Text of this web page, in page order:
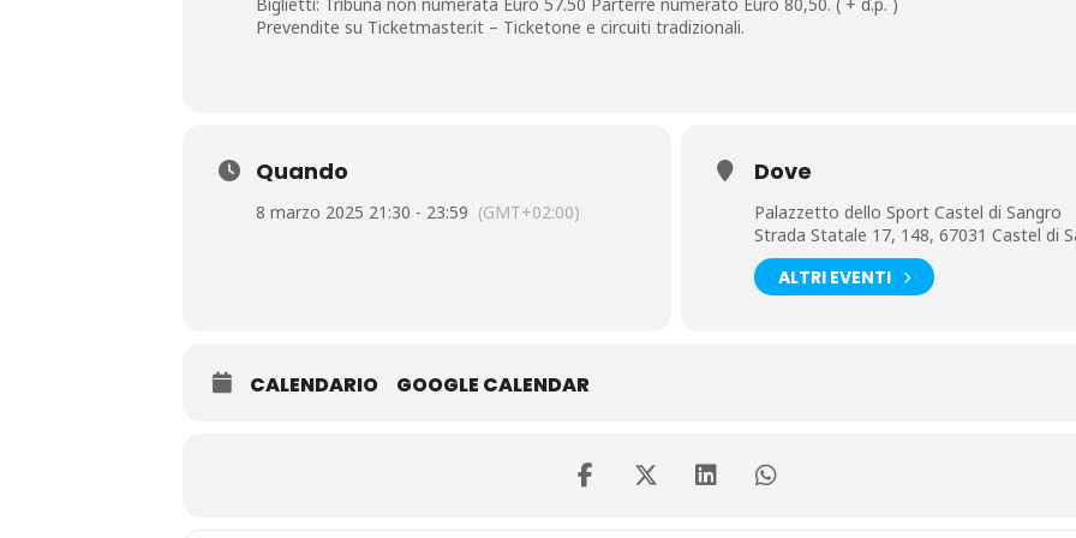
Prevendite su Ticketmaster.it – Ticketone e circuiti tradizionali.
Quando
8 marzo 2025 21:30 - 23:59 (GMT+02:00)
Dove
Palazzetto dello Sport Castel di Sangro
Strada Statale 17, 148, 67031 Castel di
ALTRI EVENTI
CALENDARIO GOOGLE CALENDAR